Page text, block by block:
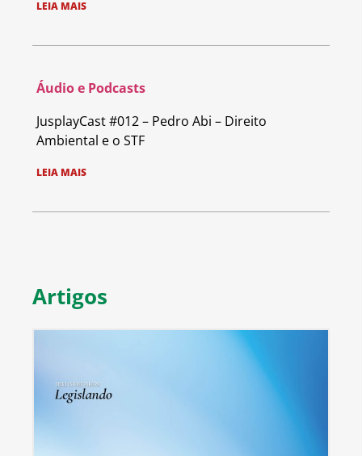
LEIA MAIS
Áudio e Podcasts
JusplayCast #012 – Pedro Abi – Direito
Ambiental e o STF
LEIA MAIS
Artigos